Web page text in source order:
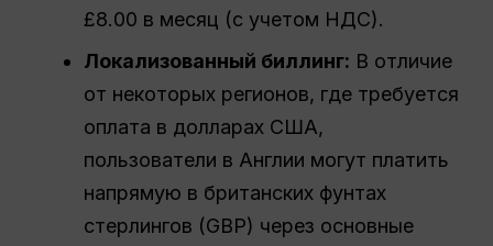
£8.00 в месяц (с учетом НДС).
Локализованный биллинг: В отличие
от некоторых регионов, где требуется
оплата в долларах США,
пользователи в Англии могут платить
напрямую в британских фунтах
стерлингов (GBP) через основные